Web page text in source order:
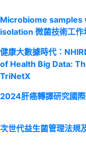
Microbiome
isolation 微菌技術工作
健康大數據時代：
of Health Big Data:
TriNetX
2024肝癌轉譯研究國
次世代益生菌管理法規